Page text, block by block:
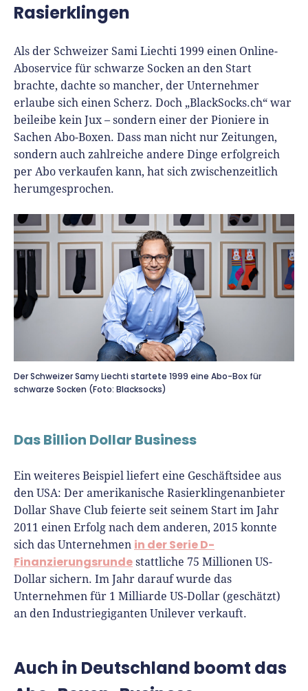
Lohnsoftware
Vergleiche
Richtig versichern
Steuerberatung
Software
Deals
Rasierklingen
Als der Schweizer Sami Liechti 1999 einen Online-
Aboservice für schwarze Socken an den Start
brachte, dachte so mancher, der Unternehmer
erlaube sich einen Scherz. Doch „BlackSocks.ch“ war
beileibe kein Jux – sondern einer der Pioniere in
Sachen Abo-Boxen. Dass man nicht nur Zeitungen,
sondern auch zahlreiche andere Dinge erfolgreich
per Abo verkaufen kann, hat sich zwischenzeitlich
herumgesprochen.
Der Schweizer Samy Liechti startete 1999 eine Abo-Box für
schwarze Socken (Foto: Blacksocks)
Das Billion Dollar Business
Ein weiteres Beispiel liefert eine Geschäftsidee aus
den USA: Der amerikanische Rasierklingenanbieter
Dollar Shave Club feierte seit seinem Start im Jahr
2011 einen Erfolg nach dem anderen, 2015 konnte
sich das Unternehmen in der Serie D-
Finanzierungsrunde stattliche 75 Millionen US-
Dollar sichern. Im Jahr darauf wurde das
Unternehmen für 1 Milliarde US-Dollar (geschätzt)
an den Industriegiganten Unilever verkauft.
Auch in Deutschland boomt das